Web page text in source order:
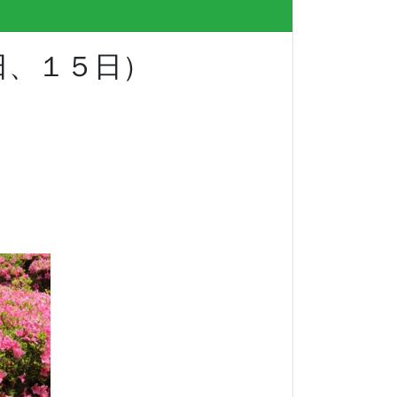
１５日）